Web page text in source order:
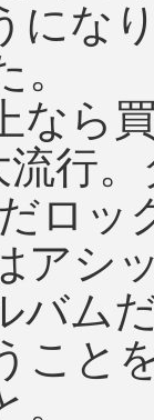
にな
なら
行
ロッ
アシ
バム
こと